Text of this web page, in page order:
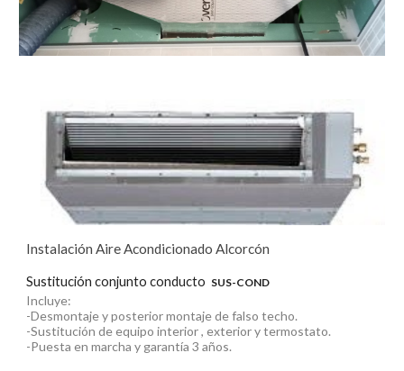
Instalación Aire Acondicionado Alcorcón
Sustitución conjunto conducto SUS-COND
Incluye:
-Desmontaje y posterior montaje de falso techo.
-Sustitución de equipo interior , exterior y termostato.
-Puesta en marcha y garantía 3 años.